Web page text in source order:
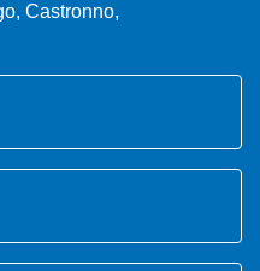
Castronno,